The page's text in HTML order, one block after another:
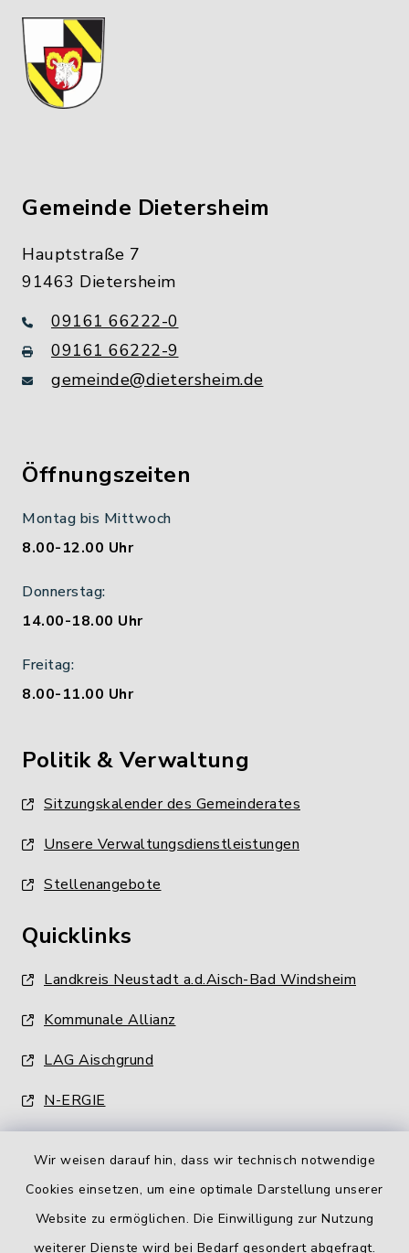
Wir weisen darauf hin, dass wir technisch notwendige
Cookies einsetzen, um eine optimale Darstellung unserer
Website zu ermöglichen. Die Einwilligung zur Nutzung
weiterer Dienste wird bei Bedarf gesondert abgefragt.
Gemeinde Dietersheim
Hauptstraße 7
91463 Dietersheim
09161 66222-0
09161 66222-9
gemeinde@dietersheim.de
Öffnungszeiten
Montag bis Mittwoch
8.00-12.00 Uhr
Donnerstag:
14.00-18.00 Uhr
Freitag:
8.00-11.00 Uhr
Politik & Verwaltung
Sitzungskalender des Gemeinderates
Unsere Verwaltungsdienstleistungen
Stellenangebote
Quicklinks
Landkreis Neustadt a.d.Aisch-Bad Windsheim
Kommunale Allianz
LAG Aischgrund
N-ERGIE